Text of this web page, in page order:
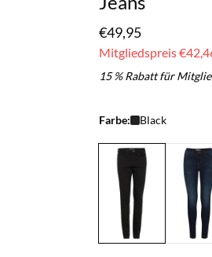
€49,95
Mitgliedspreis
15 % Rabatt für
Farbe: Black